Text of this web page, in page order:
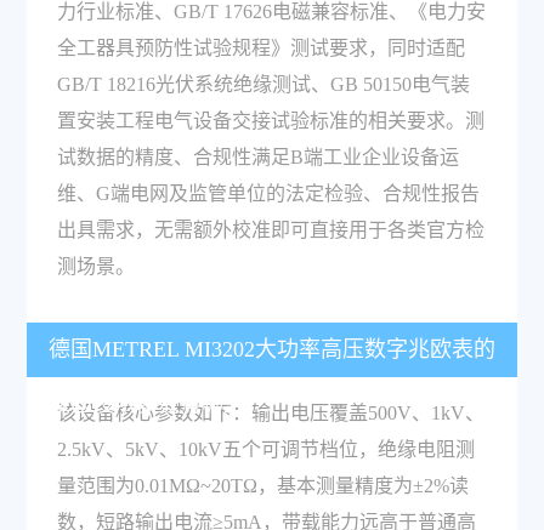
力行业标准、GB/T 17626电磁兼容标准、《电力安
全工器具预防性试验规程》测试要求，同时适配
GB/T 18216光伏系统绝缘测试、GB 50150电气装
置安装工程电气设备交接试验标准的相关要求。测
试数据的精度、合规性满足B端工业企业设备运
维、G端电网及监管单位的法定检验、合规性报告
出具需求，无需额外校准即可直接用于各类官方检
测场景。
德国METREL MI3202大功率高压数字兆欧表的
核心技术参数有哪些？
该设备核心参数如下：输出电压覆盖500V、1kV、
2.5kV、5kV、10kV五个可调节档位，绝缘电阻测
量范围为0.01MΩ~20TΩ，基本测量精度为±2%读
数，短路输出电流≥5mA，带载能力远高于普通高